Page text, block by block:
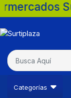
Categorías